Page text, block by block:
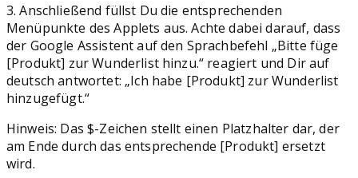
3. Anschließend füllst Du die entsprechenden
Menüpunkte des Applets aus. Achte dabei darauf, dass
der Google Assistent auf den Sprachbefehl „Bitte füge
[Produkt] zur Wunderlist hinzu.“ reagiert und Dir auf
deutsch antwortet: „Ich habe [Produkt] zur Wunderlist
hinzugefügt.“
Hinweis: Das $-Zeichen stellt einen Platzhalter dar, der
am Ende durch das entsprechende [Produkt] ersetzt
wird.